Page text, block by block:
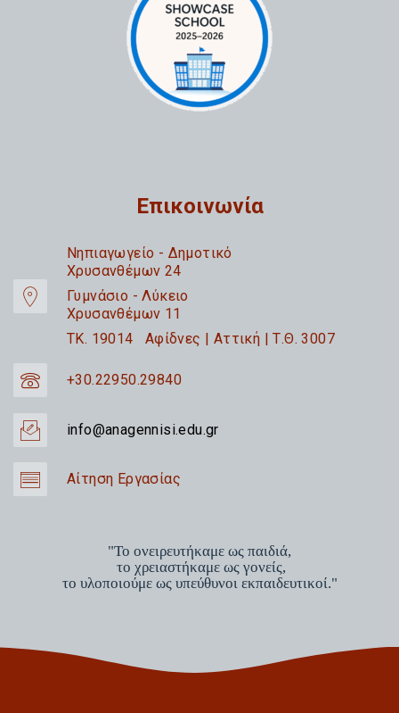
Επικοινωνία
Nηπιαγωγείο - Δημοτικό
Χρυσανθέμων 24
Γυμνάσιο - Λύκειο
Χρυσανθέμων 11
TK. 19014 Αφίδνες | Αττική | Τ.Θ. 3007
+30.22950.29840
info@anagennisi.edu.gr
Αίτηση Εργασίας
"Το ονειρευτήκαμε ως παιδιά,
το χρειαστήκαμε ως γονείς,
το υλοποιούμε ως υπεύθυνοι εκπαιδευτικοί."